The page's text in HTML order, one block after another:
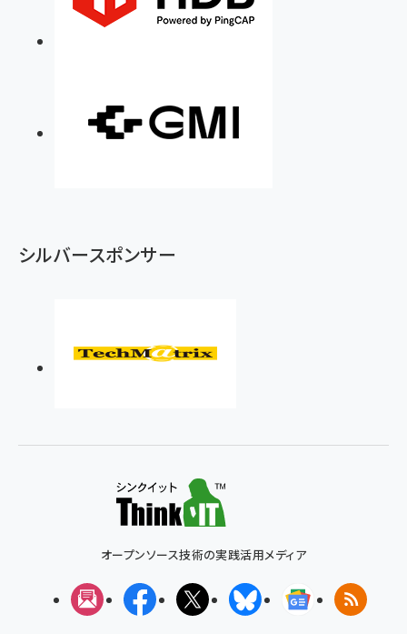
シルバースポンサー
オープンソース技術の実践活用メディア
メルマガFacebookX(エックス)BlueskyGoogleニュ
RSS